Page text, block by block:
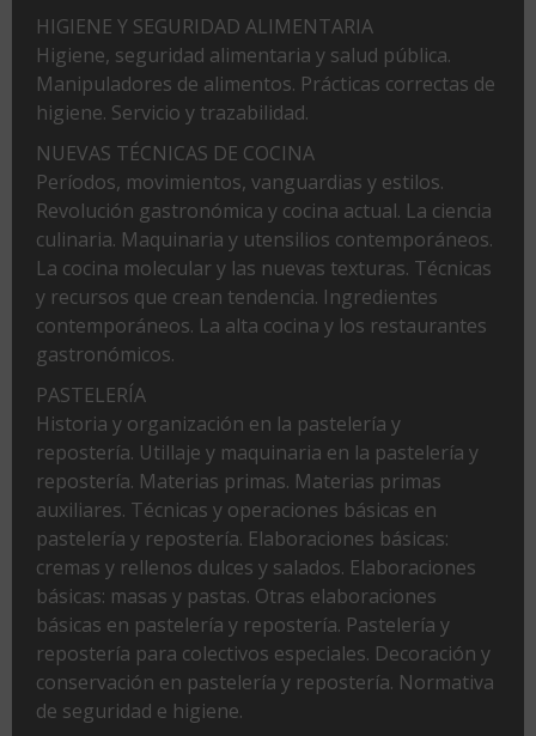
HIGIENE Y SEGURIDAD ALIMENTARIA
Higiene, seguridad alimentaria y salud pública.
Manipuladores de alimentos. Prácticas correctas de
higiene. Servicio y trazabilidad.
NUEVAS TÉCNICAS DE COCINA
Períodos, movimientos, vanguardias y estilos.
Revolución gastronómica y cocina actual. La ciencia
culinaria. Maquinaria y utensilios contemporáneos.
La cocina molecular y las nuevas texturas. Técnicas
y recursos que crean tendencia. Ingredientes
contemporáneos. La alta cocina y los restaurantes
gastronómicos.
PASTELERÍA
Historia y organización en la pastelería y
repostería. Utillaje y maquinaria en la pastelería y
repostería. Materias primas. Materias primas
auxiliares. Técnicas y operaciones básicas en
pastelería y repostería. Elaboraciones básicas:
cremas y rellenos dulces y salados. Elaboraciones
básicas: masas y pastas. Otras elaboraciones
básicas en pastelería y repostería. Pastelería y
repostería para colectivos especiales. Decoración y
conservación en pastelería y repostería. Normativa
de seguridad e higiene.